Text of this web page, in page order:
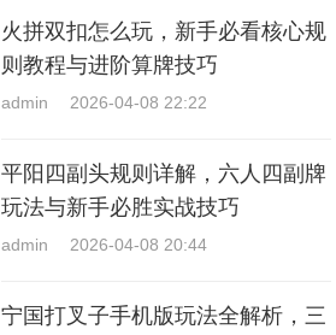
火拼双扣怎么玩，新手必看核心规
则教程与进阶算牌技巧
admin 2026-04-08 22:22
平阳四副头规则详解，六人四副牌
玩法与新手必胜实战技巧
admin 2026-04-08 20:44
宁国打叉子手机版玩法全解析，三